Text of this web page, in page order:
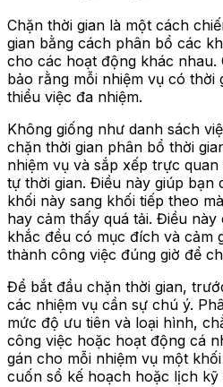
Chặn thời gian là một cách
gian bằng cách phân bổ các
cho các hoạt động khác nhau.
bảo rằng mỗi nhiệm vụ có thời
thiểu việc đa nhiệm.
Không giống như danh sách
chặn thời gian phân bổ thời
nhiệm vụ và sắp xếp trực
tự thời gian. Điều này giúp bạn
khối này sang khối tiếp theo
hay cảm thấy quá tải. Điều
khắc đều có mục đích và cảm
thành công việc đúng giờ để
Để bắt đầu chặn thời gian,
các nhiệm vụ cần sự chú ý.
mức độ ưu tiên và loại hình,
công việc hoặc hoạt động cá
gán cho mỗi nhiệm vụ một
cuốn sổ kế hoạch hoặc lịch kỹ